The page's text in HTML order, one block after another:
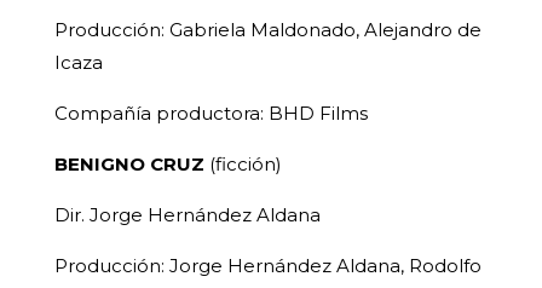
Producción: Gabriela Maldonado, Alejandro de
Icaza
Compañía productora: BHD Films
BENIGNO CRUZ (ficción)
Dir. Jorge Hernández Aldana
Producción: Jorge Hernández Aldana, Rodolfo